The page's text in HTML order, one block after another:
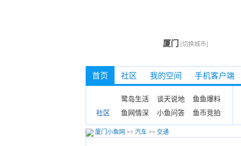
厦门 [切换城市]
首页 社区 我的空间 手机客户端
社区
鹭岛生活 谈天说地
鱼鱼爆料
鱼网情深
小鱼问答 鱼币竞拍
厦门小鱼网 >> 汽车 >> 交通